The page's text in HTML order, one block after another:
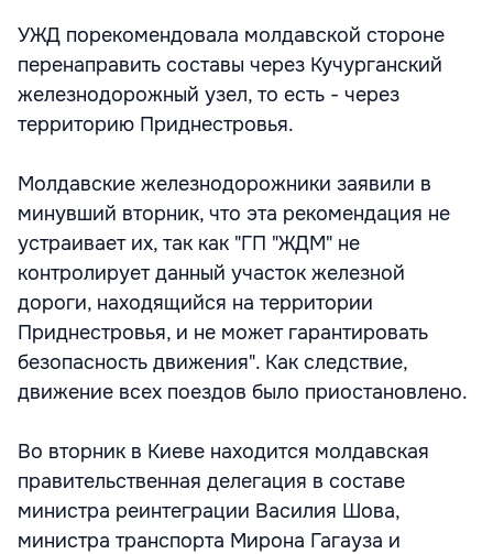
УЖД порекомендовала молдавской стороне
перенаправить составы через Кучурганский
железнодорожный узел, то есть - через
территорию Приднестровья.
Молдавские железнодорожники заявили в
минувший вторник, что эта рекомендация не
устраивает их, так как "ГП "ЖДМ" не
контролирует данный участок железной
дороги, находящийся на территории
Приднестровья, и не может гарантировать
безопасность движения". Как следствие,
движение всех поездов было приостановлено.
Во вторник в Киеве находится молдавская
правительственная делегация в составе
министра реинтеграции Василия Шова,
министра транспорта Мирона Гагауза и